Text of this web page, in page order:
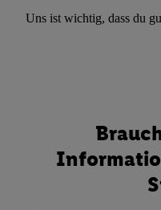
Uns ist wichtig, dass du